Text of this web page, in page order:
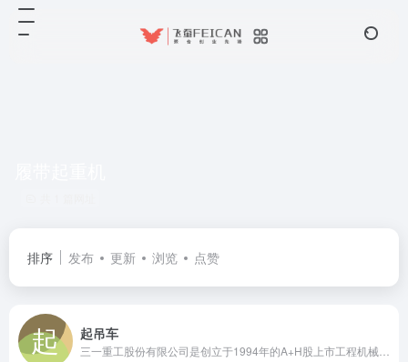
排序 发布 更新 浏览 点赞
起吊车